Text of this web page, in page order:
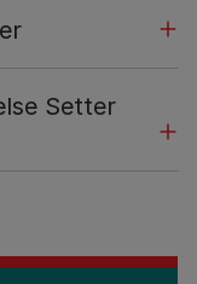
Setter